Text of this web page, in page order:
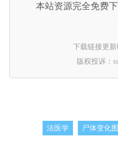
本站资源完全免费
下载链接更新
版权投诉：
法医学 尸体变化